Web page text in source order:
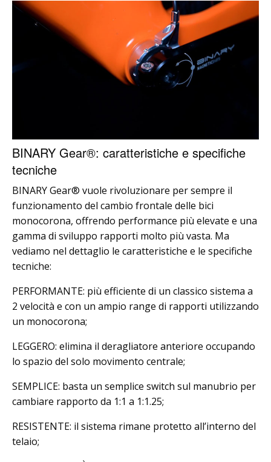
BINARY Gear®: caratteristiche e specifiche
tecniche
BINARY Gear® vuole rivoluzionare per sempre il
funzionamento del cambio frontale delle bici
monocorona, offrendo performance più elevate e una
gamma di sviluppo rapporti molto più vasta. Ma
vediamo nel dettaglio le caratteristiche e le specifiche
tecniche:
PERFORMANTE: più efficiente di un classico sistema a
2 velocità e con un ampio range di rapporti utilizzando
un monocorona;
LEGGERO: elimina il deragliatore anteriore occupando
lo spazio del solo movimento centrale;
SEMPLICE: basta un semplice switch sul manubrio per
cambiare rapporto da 1:1 a 1:1.25;
RESISTENTE: il sistema rimane protetto all’interno del
telaio;